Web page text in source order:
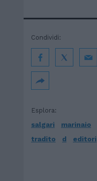
Esplora:
salgari
marinaio
tradito
d editori
Condividi: